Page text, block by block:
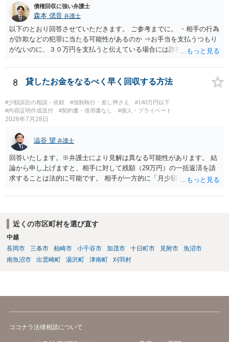
債権回収に強い弁護士
森本 偲音 弁護士
以下のとおり回答させていただきます。 ご参考までに。 ・相手の行為
が詐欺などの犯罪に当たる可能性があるのか ⇒お手当を支払うつもり
がないのに、３０万円を支払うと伝えている場合には詐欺罪に該当す
段が取れるのか ⇒契約に基づく履行請求として３０万円を請求するこ
とが考えられますが、 パパ活の契約は、売春防止法に抵触する契約
条）となるため、相手方に請求できない可能性が高いです。 ・相手の
氏名や住所が分からない状態でも対応可能なのか ⇒訴訟等の裁判上の
手続を利用する場合には、原則として相手方の住所・氏名を把握して
8 貸したお金をなるべく早く回収する方法
#少額訴訟の相談・依頼 #強制執行・差し押さえ
#140万円以下
#内容証明作成送付
#契約書・借用書なし #個人・プライベート
2026年7月28日
澁谷 望 弁護士
回答いたします。※弁護士により見解は異なる可能性があります。 結
論から申し上げますと、相手に対して残額（29万円）の一括返済を請
求することは法的に可能です。 相手が一方的に「月少額ずつ返す」と
は成立していません。当初の返済期日も過ぎているため、一括返済を
です。 分割拒否と一括請求の通知：PayPayのメッセージ等で「分割
払いには同意していないため、残額の一括払いを求める」旨を明確に
伝えます。 相手の本名・住所の確認：応じない場合に法的手段（少額
訴訟など）をとるには、相手の身元が必要です。分からない場合は、
まず本名や住所の特定を進めてください。 相手が購入した高額商品
近くの市区町村を選び直す
中越
長岡市
三条市 柏崎市 小千谷市 加茂市 十日町市 見附市
魚沼市
南魚沼市
出雲崎町 湯沢町 津南町 刈羽村
ココナラ法律相談について